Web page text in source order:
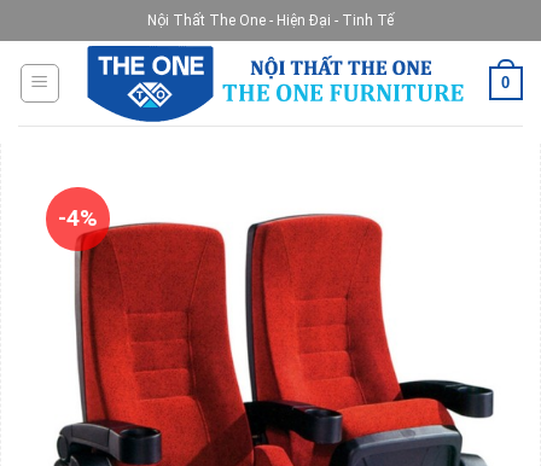
to
content
Nội Thất The One - Hiện Đại - Tinh Tế
0
-4%